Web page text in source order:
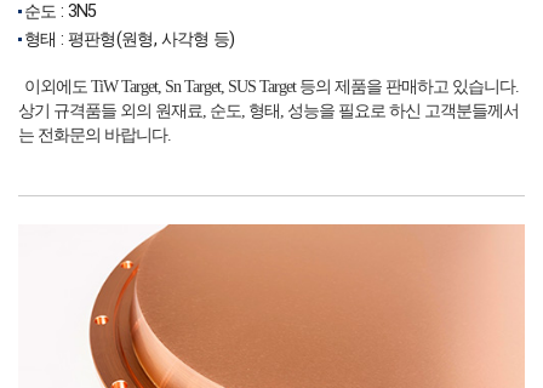
순도 : 3N5
형태 : 평판형(원형, 사각형 등)
이외에도 TiW Target, Sn Target, SUS Target 등의 제품을 판매하고 있습니다.
상기 규격품들 외의 원재료, 순도, 형태, 성능을 필요로 하신 고객분들께서
는 전화문의 바랍니다.